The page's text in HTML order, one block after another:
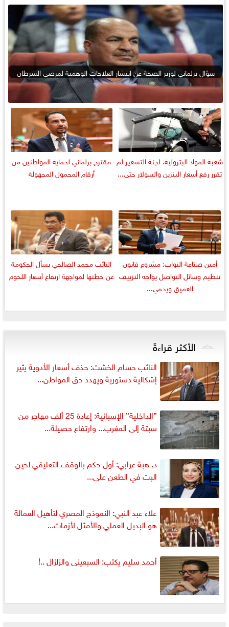
سؤال برلماني لوزير الصحة عن انتشار العلاجات الوهمية لمرضى السرطان
شعبة المواد البترولية: لجنة التسعير لم
تقرر رفع أسعار البنزين والسولار حتى...
مقترح برلماني لحماية المواطنين من
أرقام المحمول المجهولة
أمين صناعة النواب: مشروع قانون
تنظيم وسائل التواصل يواجه التزييف
العميق ويحمي...
النائب محمد الصالحي يسأل الحكومة
عن خطتها لمواجهة ارتفاع أسعار اللحوم
الأكثر قراءةً
النائب حسام الخشت: حذف أسعار الأدوية يثير
إشكالية دستورية ويهدد حق المواطن...
”الداخلية” الإسبانية: إعادة 25 ألف مهاجر من
سبتة إلى المغرب... وارتفاع حصيلة...
د. هبة عرابي: أول حكم بالوقف التعليقي لحين
البت في الطعن على...
علاء عبد النبي: النموذج المصري لتأهيل العمالة
هو البديل العملي والأمثل لأزمات...
أحمد سليم يكتب: السبعينى والزلزال ..!